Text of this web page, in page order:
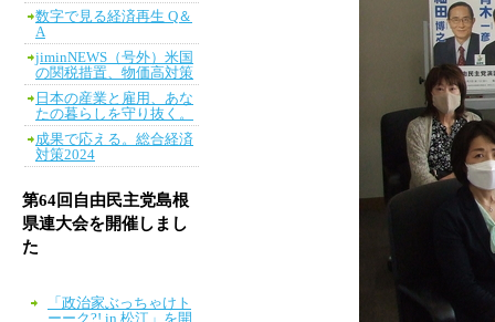
数字で見る経済再生 Q＆
A
jiminNEWS（号外）米国
の関税措置、物価高対策
日本の産業と雇用、あな
たの暮らしを守り抜く。
成果で応える。総合経済
対策2024
第64回自由民主党島根
県連大会を開催しまし
た
「政治家ぶっちゃけト
ーーク?! in 松江」を開